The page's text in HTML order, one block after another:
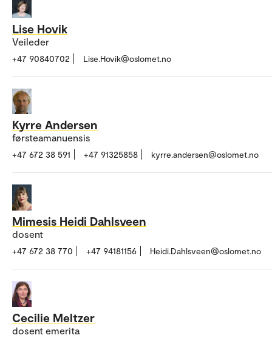
Lise Hovik
Veileder
+47 90840702 Lise.Hovik@oslomet.no
Kyrre Andersen
førsteamanuensis
+47 672 38 591 +47 91325858 kyrre.andersen@oslomet.no
Mimesis Heidi Dahlsveen
dosent
+47 672 38 770 +47 94181156 Heidi.Dahlsveen@oslomet.no
Cecilie Meltzer
dosent emerita